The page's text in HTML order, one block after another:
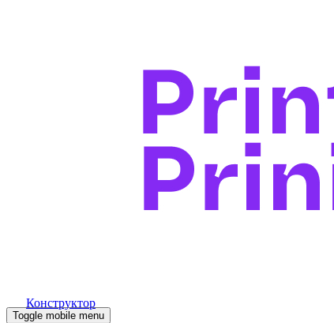
Toggle mobile menu
Конструктор